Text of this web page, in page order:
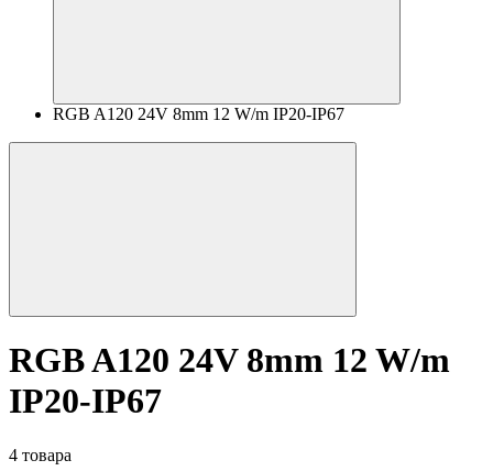
RGB A120 24V 8mm 12 W/m IP20-IP67
RGB A120 24V 8mm 12 W/m
IP20-IP67
4 товара